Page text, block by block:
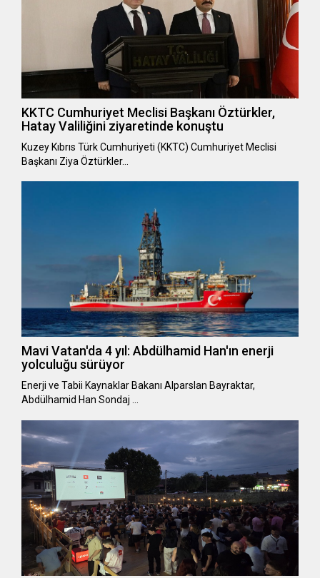
KKTC Cumhuriyet Meclisi Başkanı Öztürkler,
Hatay Valiliğini ziyaretinde konuştu
Kuzey Kıbrıs Türk Cumhuriyeti (KKTC) Cumhuriyet Meclisi
Başkanı Ziya Öztürkler…
Mavi Vatan'da 4 yıl: Abdülhamid Han'ın enerji
yolculuğu sürüyor
Enerji ve Tabii Kaynaklar Bakanı Alparslan Bayraktar,
Abdülhamid Han Sondaj …